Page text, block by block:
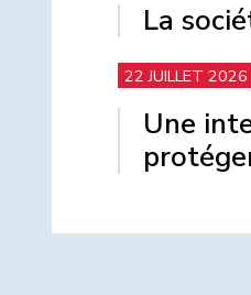
La
22 JUILLET 2026
Une